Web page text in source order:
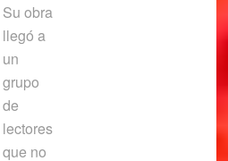
Su obra
llegó a
un
grupo
de
lectores
que no